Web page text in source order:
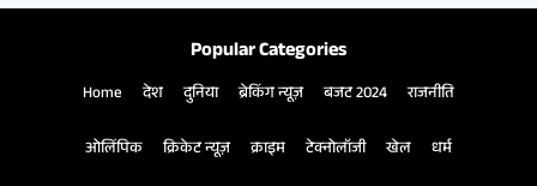
Popular Categories
Home देश दुनिया ब्रेकिंग न्यूज़ बजट 2024 राजनीति
ओलिंपिक क्रिकेट न्यूज़ क्राइम टेक्नोलॉजी खेल धर्म